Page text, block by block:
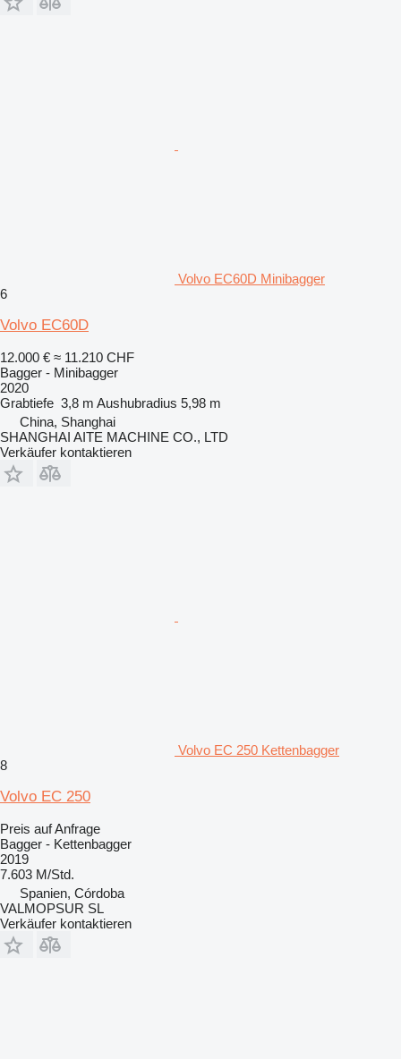
Volvo EC60D Minibagger
6
Volvo EC60D
12.000 € ≈ 11.210 CHF
Bagger - Minibagger
2020
Grabtiefe 3,8 m Aushubradius 5,98 m
China, Shanghai
SHANGHAI AITE MACHINE CO., LTD
Verkäufer kontaktieren
Volvo EC 250 Kettenbagger
8
Volvo EC 250
Preis auf Anfrage
Bagger - Kettenbagger
2019
7.603 M/Std.
Spanien, Córdoba
VALMOPSUR SL
Verkäufer kontaktieren